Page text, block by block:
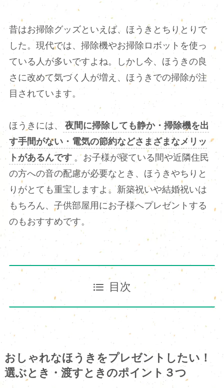
昔はお掃除グッズといえば、ほうきとちりとりで
した。現代では、掃除機やお掃除ロボットを使っ
ている人が多いですよね。しかし今、ほうきの良
さに改めて気づく人が増え、ほうきでの掃除が注
目されています。
ほうきには、
夜間に掃除しても静か・掃除機を出
す手間がない・電気の節約などさまざまなメリッ
トがあるんです 。お子様が寝ている間や近隣住民
の方への音の配慮が必要なとき、ほうきやちりと
りがとても重宝しますよ。新築祝いや結婚祝いは
もちろん、子供部屋用にお子様へプレゼントする
のもおすすめです。
目次
おしゃれなほうきをプレゼントしたい！
選ぶとき・渡すときのポイント３つ